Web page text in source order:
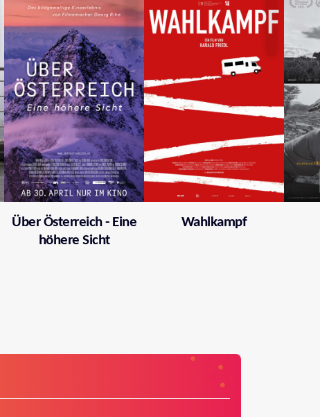
Über Österreich - Eine
höhere Sicht
Wahlkampf